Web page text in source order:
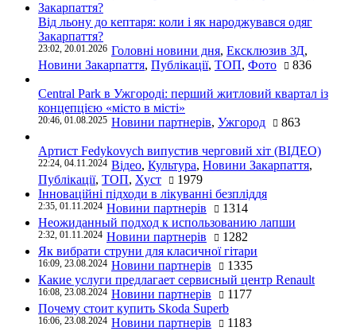
Від льону до кептаря: коли і як народжувався одяг
Закарпаття?
23:02, 20.01.2026 Головні новини дня, Ексклюзив ЗД,
Новини Закарпаття, Публікації, ТОП, Фото 836
Central Park в Ужгороді: перший житловий квартал із
концепцією «місто в місті»
20:46, 01.08.2025 Новини партнерів, Ужгород 863
Артист Fedykovych випустив черговий хіт (ВІДЕО)
22:24, 04.11.2024 Відео, Культура, Новини Закарпаття,
Публікації, ТОП, Хуст
1979
Інноваційні підходи в лікуванні безпліддя
2:35, 01.11.2024 Новини партнерів
1314
Неожиданный подход к использованию лапши
2:32, 01.11.2024 Новини партнерів
1282
Як вибрати струни для класичної гітари
16:09, 23.08.2024 Новини партнерів
1335
Какие услуги предлагает сервисный центр Renault
16:08, 23.08.2024 Новини партнерів
1177
Почему стоит купить Skoda Superb
16:06, 23.08.2024 Новини партнерів 1183